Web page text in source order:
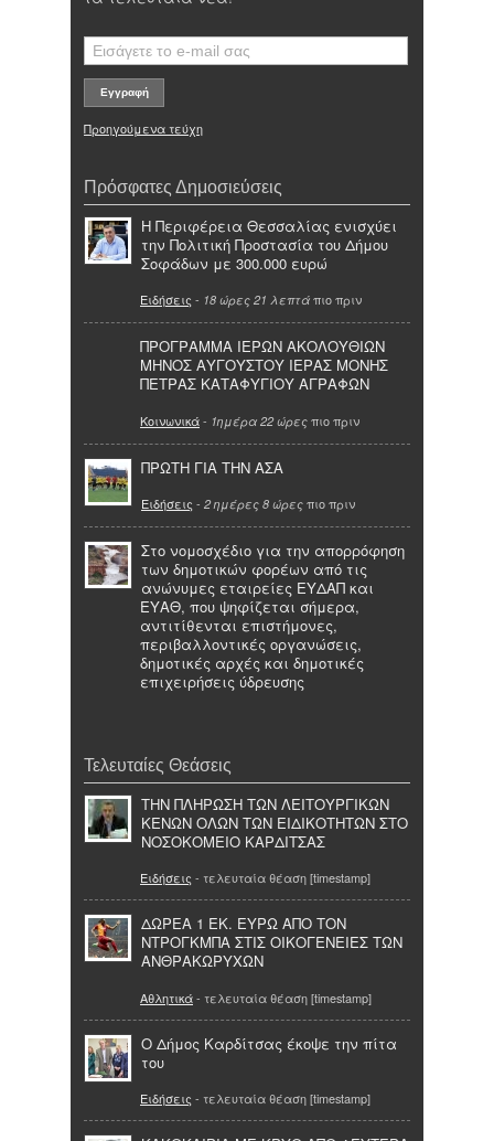
Προηγούμενα τεύχη
Πρόσφατες Δημοσιεύσεις
Η Περιφέρεια Θεσσαλίας ενισχύει
την Πολιτική Προστασία του Δήμου
Σοφάδων με 300.000 ευρώ
Ειδήσεις - 18 ώρες 21 λεπτά πιο πριν
ΠΡΟΓΡΑΜΜΑ ΙΕΡΩΝ ΑΚΟΛΟΥΘΙΩΝ
ΜΗΝΟΣ ΑΥΓΟΥΣΤΟΥ ΙΕΡΑΣ ΜΟΝΗΣ
ΠΕΤΡΑΣ ΚΑΤΑΦΥΓΙΟΥ ΑΓΡΑΦΩΝ
Κοινωνικά- 1ημέρα 22 ώρες πιο πριν
ΠΡΩΤΗ ΓΙΑ ΤΗΝ ΑΣΑ
Ειδήσεις - 2 ημέρες 8 ώρες πιο πριν
Στο νομοσχέδιο για την απορρόφηση
των δημοτικών φορέων από τις
ανώνυμες εταιρείες ΕΥΔΑΠ και
ΕΥΑΘ, που ψηφίζεται σήμερα,
αντιτίθενται επιστήμονες,
περιβαλλοντικές οργανώσεις,
δημοτικές αρχές και δημοτικές
επιχειρήσεις ύδρευσης
Τελευταίες Θεάσεις
ΤΗΝ ΠΛΗΡΩΣΗ ΤΩΝ ΛΕΙΤΟΥΡΓΙΚΩΝ
ΚΕΝΩΝ ΟΛΩΝ ΤΩΝ ΕΙΔΙΚΟΤΗΤΩΝ ΣΤΟ
ΝΟΣΟΚΟΜΕΙΟ ΚΑΡΔΙΤΣΑΣ
Ειδήσεις - τελευταία θέαση [timestamp]
ΔΩΡΕΑ 1 ΕΚ. ΕΥΡΩ ΑΠΟ ΤΟΝ
ΝΤΡΟΓΚΜΠΑ ΣΤΙΣ ΟΙΚΟΓΕΝΕΙΕΣ ΤΩΝ
ΑΝΘΡΑΚΩΡΥΧΩΝ
Αθλητικά- τελευταία θέαση [timestamp]
Ο Δήμος Καρδίτσας έκοψε την πίτα
του
Ειδήσεις - τελευταία θέαση [timestamp]